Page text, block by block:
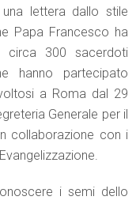
lettera dallo stile
Papa Francesco ha
300 sacerdoti
hanno partecipato
a Roma dal 29
Generale per il
collaborazione con i
i semi dello